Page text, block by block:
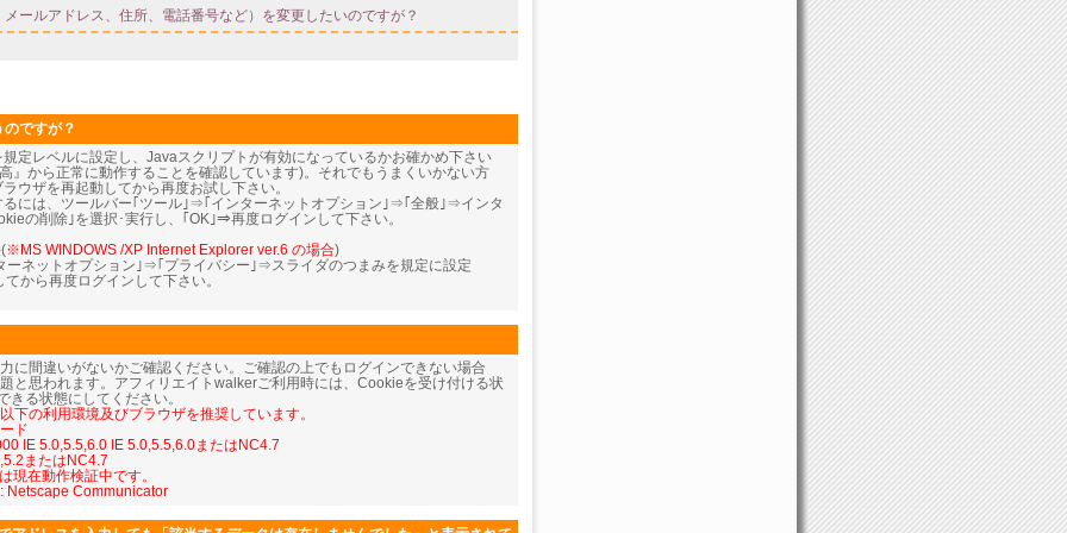
ですが？
定レベルに設定し、Javaスクリプトが有効になっているかお確かめ下さい
』から正常に動作することを確認しています)。それでもうまくいかない方
ウザを再起動してから再度お試し下さい。
には、ツールバー｢ツール｣⇒｢インターネットオプション｣⇒｢全般｣⇒インタ
の削除｣を選択･実行し、｢OK｣⇒再度ログインして下さい。
※MS WINDOWS /XP Internet Explorer ver.6 の場合)
ーネットオプション｣⇒｢プライバシー｣⇒スライダのつまみを規定に設定
から再度ログインして下さい。
に間違いがないかご確認ください。ご確認の上でもログインできない場合
と思われます。アフィリエイトwalkerご利用時には、Cookieを受け付ける状
る状態にしてください。
の利用環境及びブラウザを推奨しています。
ド
IE 5.0,5.5,6.0 IE 5.0,5.5,6.0またはNC4.7
またはNC4.7
現在動作検証中です。
Communicator